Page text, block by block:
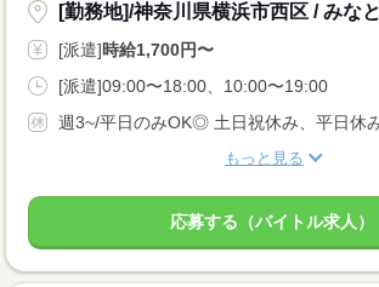
[勤務地]/神奈川県横浜市西区 / みな
[派遣]時給1,700円〜
[派遣]09:00〜18:00、10:00〜19:00
もっと見る
応募する（バイトル求人）